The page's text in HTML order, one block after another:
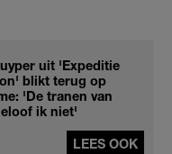
uit 'Expeditie
blikt terug op
'De tranen van
ik niet'
LEES OOK